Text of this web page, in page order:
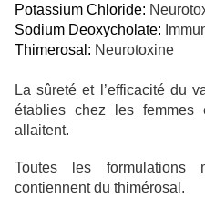
Potassium Chloride:
Sodium Deoxycholate:
Thimerosal: Neurotoxine
La sûreté et l’efficacité du
établies chez les femmes
allaitent.
Toutes les formulations
contiennent du thimérosal.